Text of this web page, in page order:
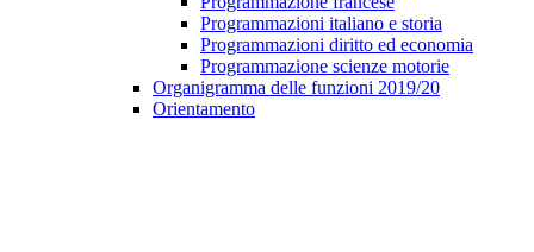
Programmazioni italiano e storia
Programmazioni diritto ed economia
Programmazione scienze motorie
Organigramma delle funzioni 2019/20
Orientamento